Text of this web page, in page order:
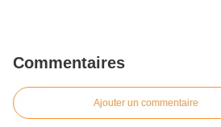
Commentaires
Ajouter un commentaire